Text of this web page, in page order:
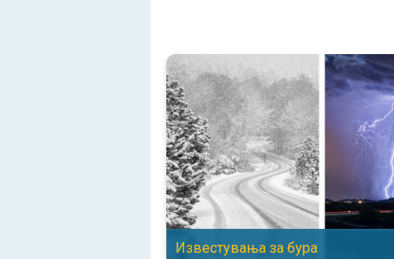
Предупредувања за опасни
Известувања за бурa